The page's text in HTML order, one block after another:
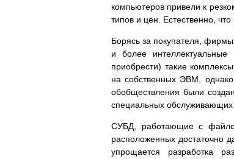
компьютеров привели к
типов и цен. Естественно,
Борясь за покупателя,
и более
приобрести) такие
на собственных ЭВМ,
обобществления были
специальных обслуживающих
СУБД, работающие с
расположенных достаточно
упрощается разработка